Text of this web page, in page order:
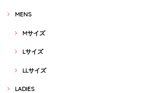
MENS
Mサイズ
Lサイズ
LLサイズ
LADIES